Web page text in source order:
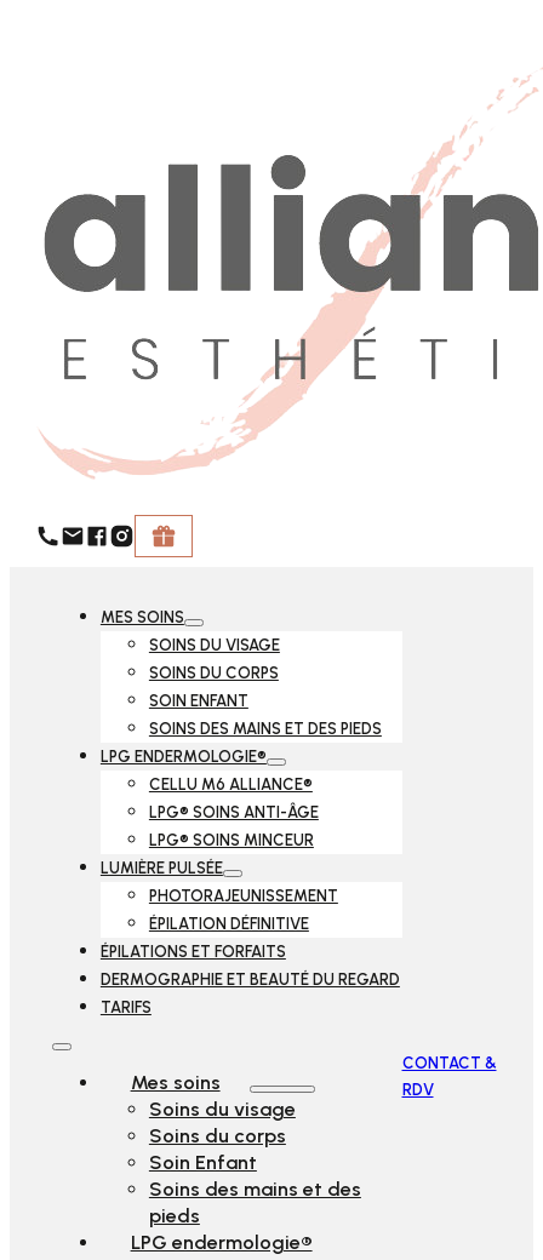
Follow us on Facebook
Follow us on Instagram
MES SOINS
SOINS DU VISAGE
SOINS DU CORPS
SOIN ENFANT
SOINS DES MAINS ET DES PIEDS
LPG ENDERMOLOGIE®
CELLU M6 ALLIANCE®
LPG® SOINS ANTI-ÂGE
LPG® SOINS MINCEUR
LUMIÈRE PULSÉE
PHOTORAJEUNISSEMENT
ÉPILATION DÉFINITIVE
ÉPILATIONS ET FORFAITS
DERMOGRAPHIE ET BEAUTÉ DU REGARD
TARIFS
Mes soins
Soins du visage
Soins du corps
Soin Enfant
Soins des mains et des
pieds
LPG endermologie®
CONTACT &
RDV